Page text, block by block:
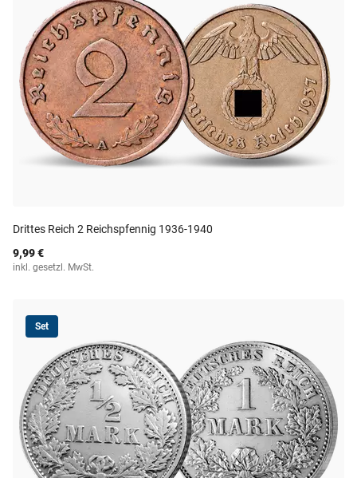
Drittes Reich 2 Reichspfennig 1936-1940
9,99 €
inkl. gesetzl. MwSt.
Set